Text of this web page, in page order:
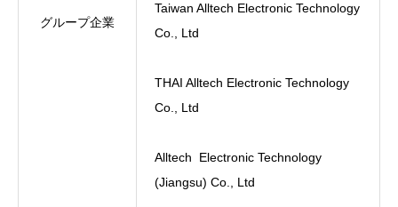
グループ企業
Taiwan Alltech Electronic Technology
Co., Ltd
THAI Alltech Electronic Technology
Co., Ltd
Alltech Electronic Technology
(Jiangsu) Co., Ltd